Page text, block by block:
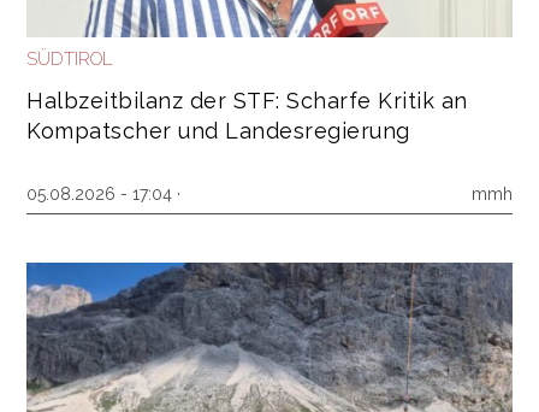
SÜDTIROL
Halbzeitbilanz der STF: Scharfe Kritik an
Kompatscher und Landesregierung
05.08.2026 - 17:04 · mmh